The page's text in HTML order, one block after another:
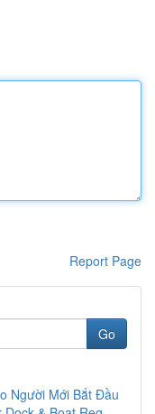
Report Page
Go
Người Mới Bắt Đầu